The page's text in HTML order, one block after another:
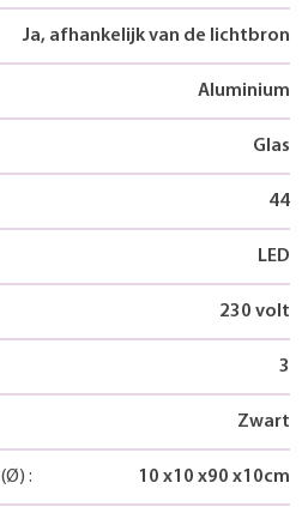
Ja, afhankelijk van de lichtbron
Aluminium
Glas
44
LED
230 volt
3
Zwart
(Ø) : 10 x10 x90 x10cm